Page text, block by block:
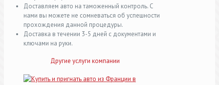
Доставляем авто на таможенный контроль. С
нами вы можете не сомневаться об успешности
прохождения данной процедуры.
Доставка в течении 3-5 дней с документами и
ключами на руки.
Другие услуги компании